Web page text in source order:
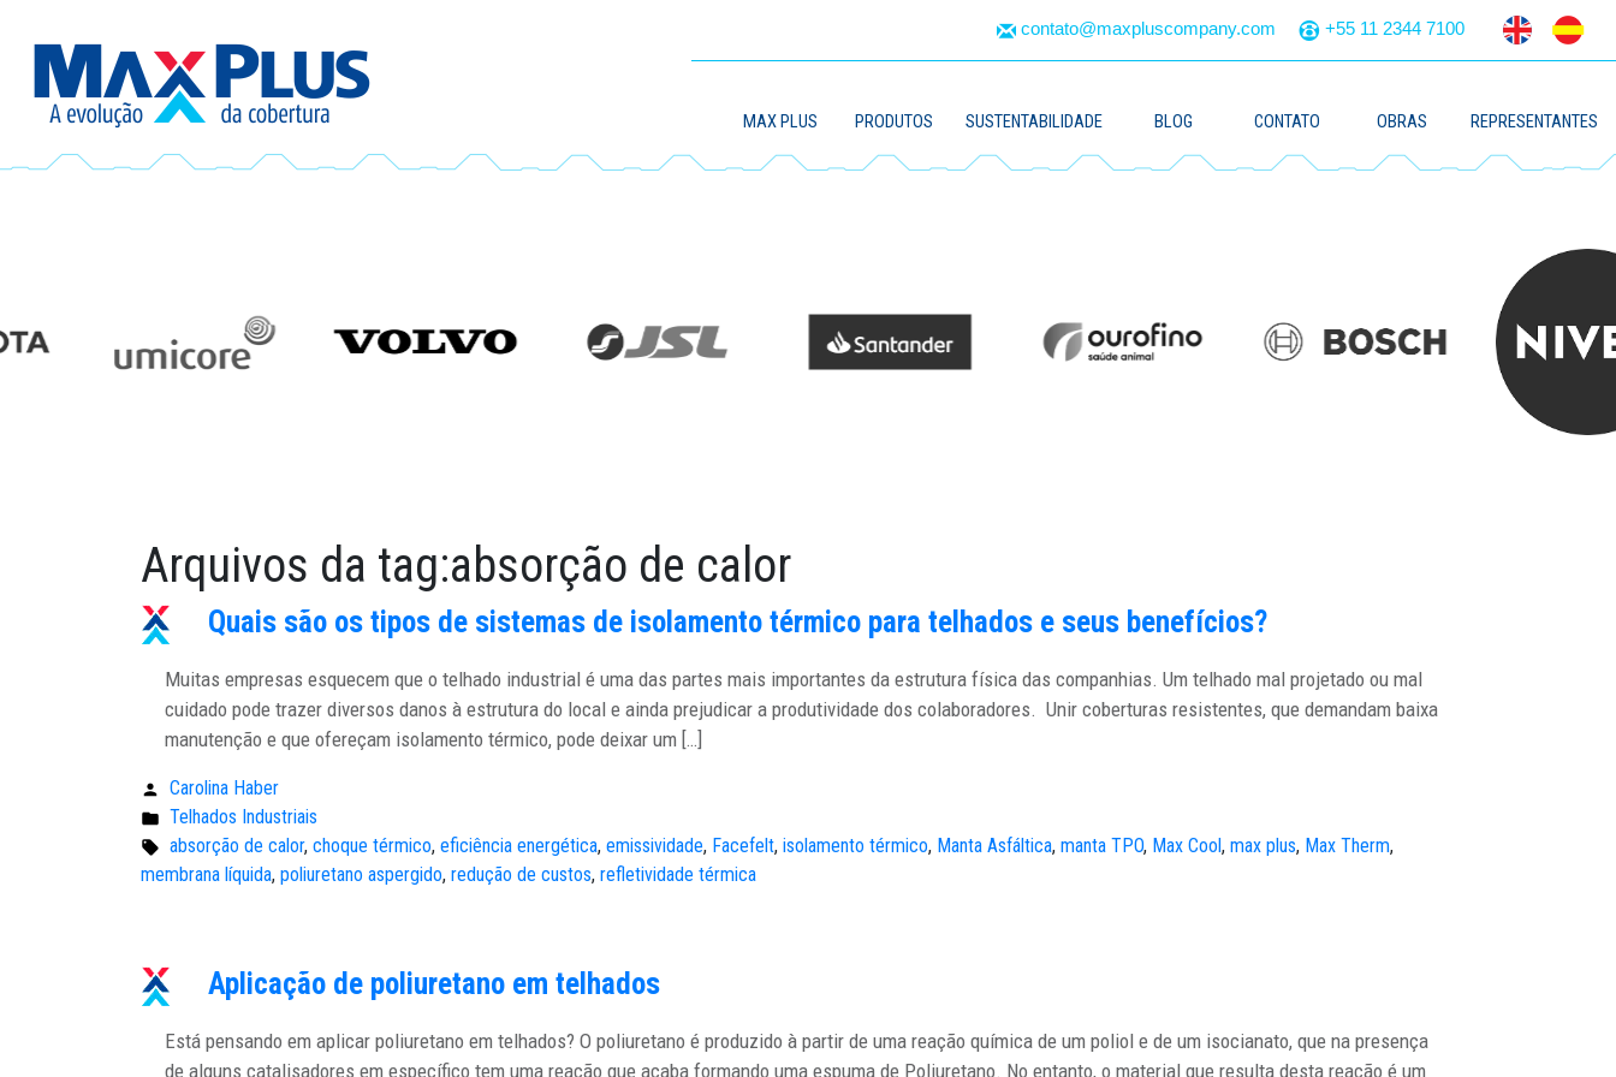
contato@maxpluscompany.com +55 11 2344 7100
MAX PLUS PRODUTOS SUSTENTABILIDADE BLOG CONTATO OBRAS REPRESENTANTES
Arquivos da tag:absorção de calor
Quais são os tipos de sistemas de isolamento térmico para telhados e seus benefícios?
Muitas empresas esquecem que o telhado industrial é uma das partes mais importantes da estrutura física das companhias. Um telhado mal projetado ou mal
cuidado pode trazer diversos danos à estrutura do local e ainda prejudicar a produtividade dos colaboradores. Unir coberturas resistentes, que demandam baixa
manutenção e que ofereçam isolamento térmico, pode deixar um […]
Publicado
por:
Carolina Haber
Publicado
em:
Telhados Industriais
Tags:
absorção de calor, choque térmico, eficiência energética, emissividade, Facefelt, isolamento térmico, Manta Asfáltica, manta TPO, Max Cool , max plus, Max Therm,
membrana líquida, poliuretano aspergido, redução de custos, refletividade térmica
Aplicação de poliuretano em telhados
Está pensando em aplicar poliuretano em telhados? O poliuretano é produzido à partir de uma reação química de um poliol e de um isocianato, que na presença
de alguns catalisadores em específico tem uma reação que acaba formando uma espuma de Poliuretano. No entanto, o material que resulta desta reação é um